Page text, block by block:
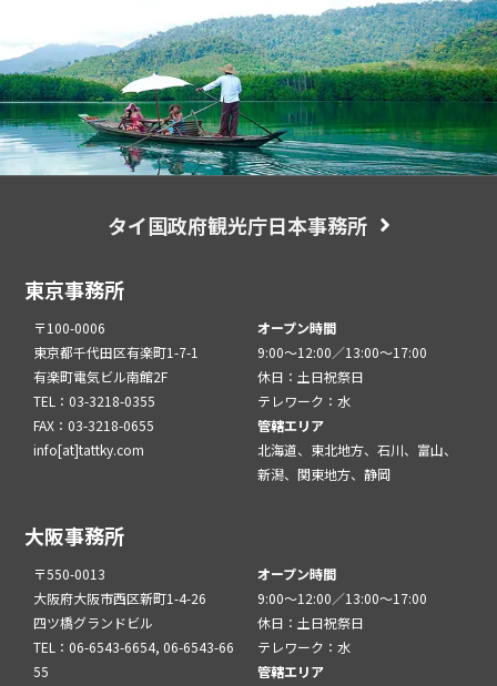
タイ国政府観光庁日本事務所
東京事務所
〒100-0006
東京都千代田区有楽町1-7-1
有楽町電気ビル南館2F
TEL：03-3218-0355
FAX：03-3218-0655
info[at]tattky.com
オープン時間
9:00～12:00／13:00～17:00
休日：土日祝祭日
テレワーク：水
管轄エリア
北海道、東北地方、石川、富山、
新潟、関東地方、静岡
大阪事務所
〒550-0013
大阪府大阪市西区新町1-4-26
四ツ橋グランドビル
TEL：06-6543-6654, 06-6543-66
55
オープン時間
9:00～12:00／13:00～17:00
休日：土日祝祭日
テレワーク：水
管轄エリア